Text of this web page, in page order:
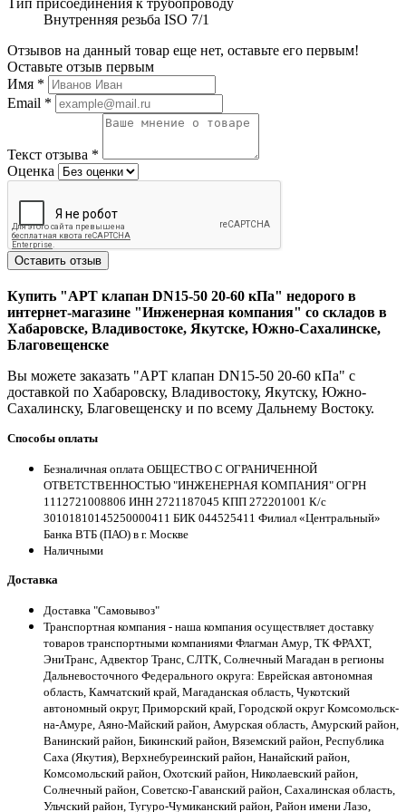
Тип присоединения к трубопроводу
Внутренняя резьба ISO 7/1
Отзывов на данный товар еще нет, оставьте его первым!
Оставьте отзыв первым
Имя *
Email *
Текст отзыва *
Оценка
Оставить отзыв
Купить "APT клапан DN15-50 20-60 кПа" недорого в
интернет-магазине "Инженерная компания" со складов в
Хабаровске, Владивостоке, Якутске, Южно-Сахалинске,
Благовещенске
Вы можете заказать "APT клапан DN15-50 20-60 кПа" с
доставкой по Хабаровску, Владивостоку, Якутску, Южно-
Сахалинску, Благовещенску и по всему Дальнему Востоку.
Способы оплаты
Безналичная оплата ОБЩЕСТВО С ОГРАНИЧЕННОЙ
ОТВЕТСТВЕННОСТЬЮ "ИНЖЕНЕРНАЯ КОМПАНИЯ" ОГРН
1112721008806 ИНН 2721187045 КПП 272201001 К/с
30101810145250000411 БИК 044525411 Филиал «Центральный»
Банка ВТБ (ПАО) в г. Москве
Наличными
Доставка
Доставка "Самовывоз"
Транспортная компания - наша компания осуществляет доставку
товаров транспортными компаниями Флагман Амур, ТК ФРАХТ,
ЭниТранс, Адвектор Транс, СЛТК, Солнечный Магадан в регионы
Дальневосточного Федерального округа: Еврейская автономная
область, Камчатский край, Магаданская область, Чукотский
автономный округ, Приморский край, Городской округ Комсомольск-
на-Амуре, Аяно-Майский район, Амурская область, Амурский район,
Ванинский район, Бикинский район, Вяземский район, Республика
Саха (Якутия), Верхнебуреинский район, Нанайский район,
Комсомольский район, Охотский район, Николаевский район,
Солнечный район, Советско-Гаванский район, Сахалинская область,
Ульчский район, Тугуро-Чумиканский район, Район имени Лазо,